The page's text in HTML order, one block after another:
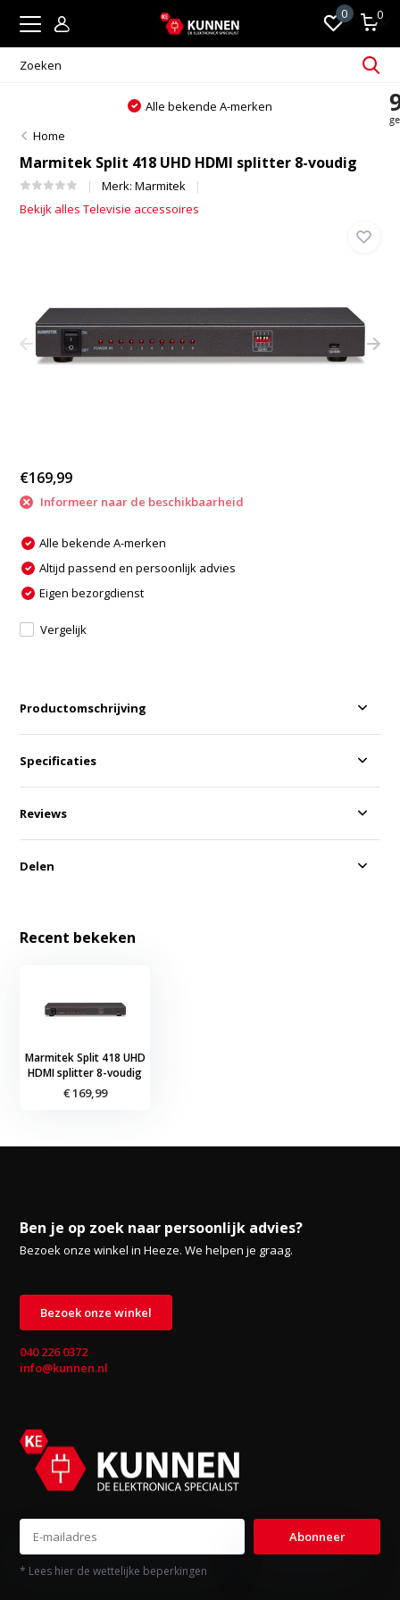
0 0
Alle bekende A-merken
Home
Marmitek Split 418 UHD HDMI splitter 8-voudig
Merk:Marmitek
Bekijk alles Televisie accessoires
€169,99
Informeer naar de beschikbaarheid
Alle bekende A-merken
Altijd passend en persoonlijk advies
Eigen bezorgdienst
Vergelijk
Productomschrijving
Specificaties
Reviews
Delen
Recent bekeken
Marmitek Split 418 UHD
HDMI splitter 8-voudig
€ 169,99
Ben je op zoek naar persoonlijk advies?
Bezoek onze winkel in Heeze. We helpen je graag.
Bezoek onze winkel
040 226 0372
info@kunnen.nl
Abonneer
* Lees hier de wettelijke beperkingen